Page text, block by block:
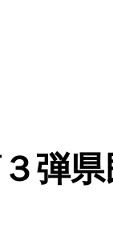
弾県